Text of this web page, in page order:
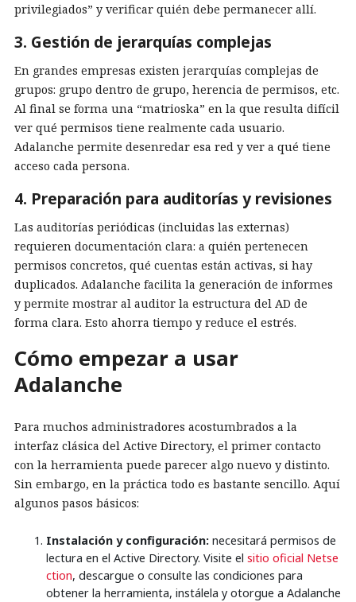
privilegiados” y verificar quién debe permanecer allí.
3. Gestión de jerarquías complejas
En grandes empresas existen jerarquías complejas de
grupos: grupo dentro de grupo, herencia de permisos, etc.
Al final se forma una “matrioska” en la que resulta difícil
ver qué permisos tiene realmente cada usuario.
Adalanche permite desenredar esa red y ver a qué tiene
acceso cada persona.
4. Preparación para auditorías y revisiones
Las auditorías periódicas (incluidas las externas)
requieren documentación clara: a quién pertenecen
permisos concretos, qué cuentas están activas, si hay
duplicados. Adalanche facilita la generación de informes
y permite mostrar al auditor la estructura del AD de
forma clara. Esto ahorra tiempo y reduce el estrés.
Cómo empezar a usar
Adalanche
Para muchos administradores acostumbrados a la
interfaz clásica del Active Directory, el primer contacto
con la herramienta puede parecer algo nuevo y distinto.
Sin embargo, en la práctica todo es bastante sencillo. Aquí
algunos pasos básicos:
Instalación y configuración: necesitará permisos de
lectura en el Active Directory. Visite el sitio oficial Netse
ction, descargue o consulte las condiciones para
obtener la herramienta, instálela y otorgue a Adalanche